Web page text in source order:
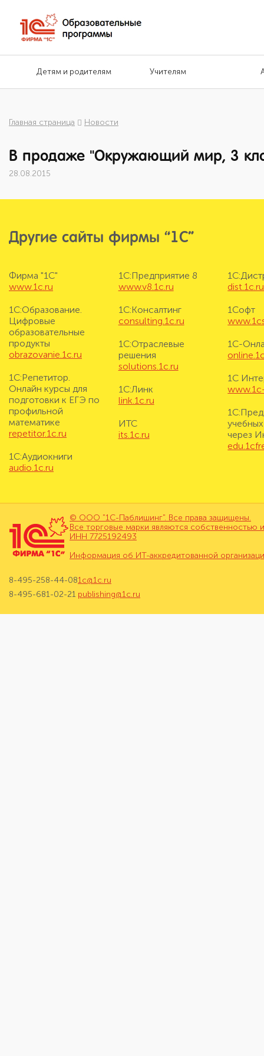
Детям и родителям Учителям
Главная страница Новости
В продаже "Окружающий мир, 3
28.08.2015
Другие сайты фирмы “1С”
Фирма "1С"
www.1c.ru
1С:Образование.
Цифровые
образовательные
продукты
obrazovanie.1c.ru
1С:Репетитор.
Онлайн курсы для
подготовки к ЕГЭ по
профильной
математике
repetitor.1c.ru
1С:Аудиокниги
audio.1c.ru
1С:Предприятие 8
www.v8.1c.ru
1С:Консалтинг
consulting.1c.ru
1С:Отраслевые
решения
solutions.1c.ru
1С:Линк
link.1c.ru
ИТС
its.1c.ru
dist.1c.ru
1Софт
1С-
1С
через
© ООО "1С-Паблишинг". Все права защищены.
Все торговые марки являются собственностью
ИНН 7725192493
Информация об ИТ-аккредитованной
8-495-258-44-08
8-495-681-02-21
1c@1c.ru
publishing@1c.ru